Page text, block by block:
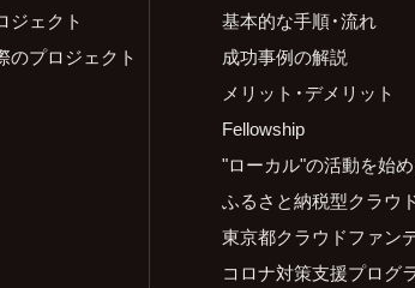
ジェクト
のプロジェクト
基本的な手順・流れ
成功事例の解説
メリット・デメリット
Fellowship
"ローカル"の活動を始
ふるさと納税型クラウ
東京都クラウドファン
コロナ対策支援プログ